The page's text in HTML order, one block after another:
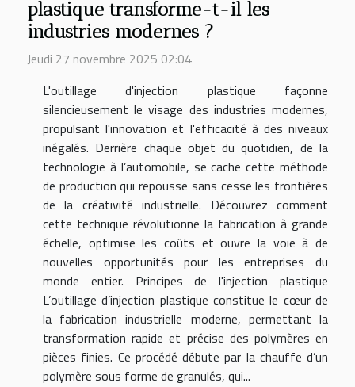
plastique transforme-t-il les
industries modernes ?
Jeudi 27 novembre 2025 02:04
L'outillage d'injection plastique façonne
silencieusement le visage des industries modernes,
propulsant l'innovation et l'efficacité à des niveaux
inégalés. Derrière chaque objet du quotidien, de la
technologie à l’automobile, se cache cette méthode
de production qui repousse sans cesse les frontières
de la créativité industrielle. Découvrez comment
cette technique révolutionne la fabrication à grande
échelle, optimise les coûts et ouvre la voie à de
nouvelles opportunités pour les entreprises du
monde entier. Principes de l'injection plastique
L’outillage d’injection plastique constitue le cœur de
la fabrication industrielle moderne, permettant la
transformation rapide et précise des polymères en
pièces finies. Ce procédé débute par la chauffe d’un
polymère sous forme de granulés, qui...